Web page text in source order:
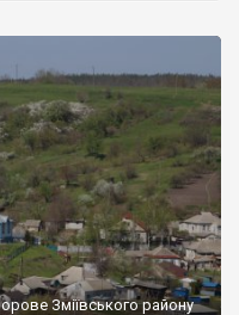
гуни, алани, авари,
Зміївського району